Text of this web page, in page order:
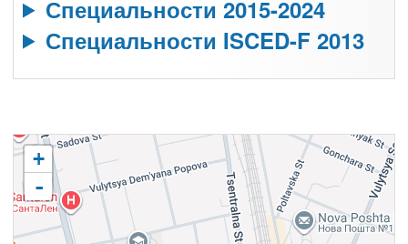
Специальности 2015-2024
Специальности ISCED-F 2013
+
-